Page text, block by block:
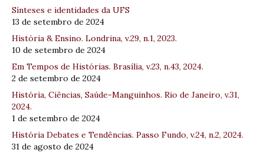
Sínteses e identidades da UFS
13 de setembro de 2024
História & Ensino. Londrina, v.29, n.1, 2023.
10 de setembro de 2024
Em Tempos de Histórias. Brasília, v.23, n.43, 2024.
2 de setembro de 2024
História, Ciências, Saúde-Manguinhos. Rio de Janeiro, v.31,
2024.
1 de setembro de 2024
História Debates e Tendências. Passo Fundo, v.24, n.2, 2024.
31 de agosto de 2024